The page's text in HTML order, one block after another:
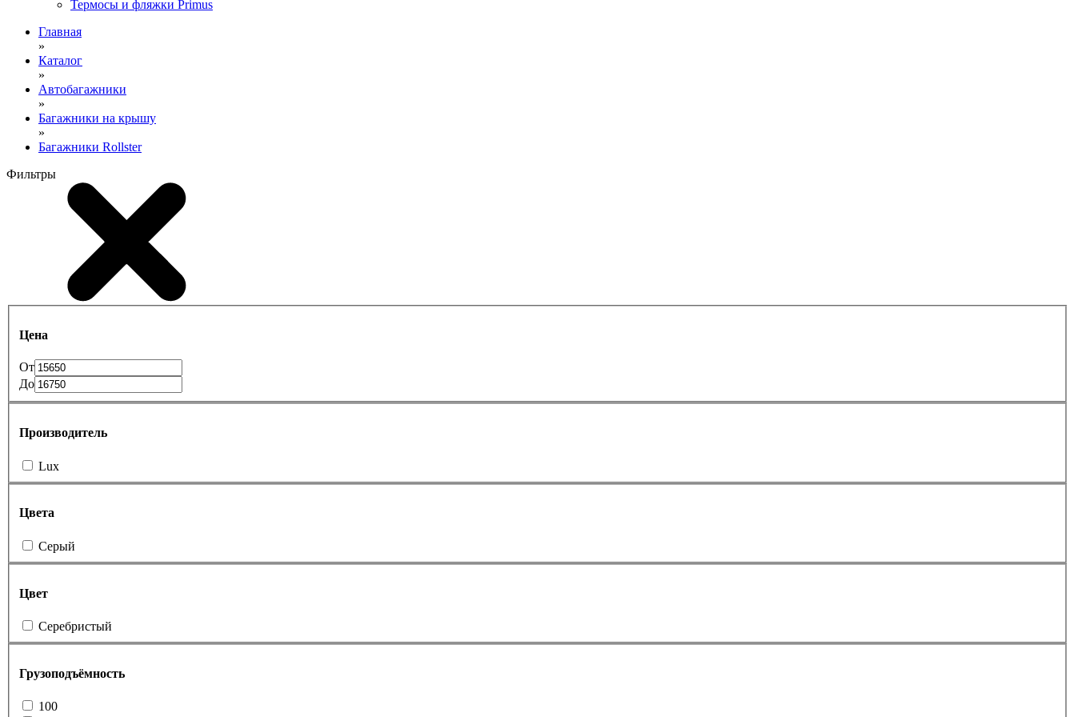
Термосы и фляжки Primus
Главная
»
Каталог
»
Автобагажники
»
Багажники на крышу
»
Багажники Rollster
Фильтры
Цена
От
До
Производитель
Lux
Цвета
Cерый
Цвет
Серебристый
Грузоподъёмность
100